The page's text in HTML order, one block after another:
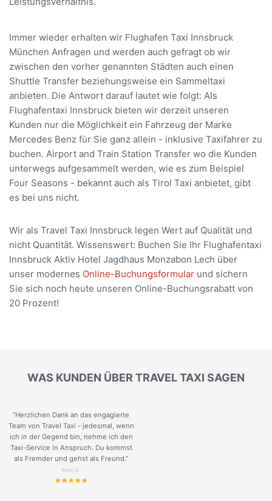
Immer wieder erhalten wir Flughafen Taxi Innsbruck
München Anfragen und werden auch gefragt ob wir
zwischen den vorher genannten Städten auch einen
Shuttle Transfer beziehungsweise ein Sammeltaxi
anbieten. Die Antwort darauf lautet wie folgt: Als
Flughafentaxi Innsbruck bieten wir derzeit unseren
Kunden nur die Möglichkeit ein Fahrzeug der Marke
Mercedes Benz für Sie ganz allein - inklusive Taxifahrer zu
buchen. Airport and Train Station Transfer wo die Kunden
unterwegs aufgesammelt werden, wie es zum Beispiel
Four Seasons - bekannt auch als Tirol Taxi anbietet, gibt
es bei uns nicht.
Wir als Travel Taxi Innsbruck legen Wert auf Qualität und
nicht Quantität. Wissenswert: Buchen Sie Ihr Flughafentaxi
Innsbruck Aktiv Hotel Jagdhaus Monzabon Lech über
unser modernes Online-Buchungsformular und sichern
Sie sich noch heute unseren Online-Buchungsrabatt von
20 Prozent!
WAS KUNDEN ÜBER TRAVEL TAXI SAGEN
“Herzlichen Dank an das engagierte
Team von Travel Taxi - jedesmal, wenn
ich in der Gegend bin, nehme ich den
Taxi-Service in Anspruch. Du kommst
als Fremder und gehst als Freund.”
Keni G.